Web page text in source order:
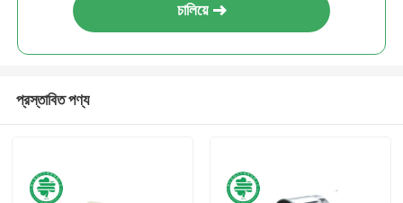
চালিয়ে
প্রস্তাবিত পণ্য